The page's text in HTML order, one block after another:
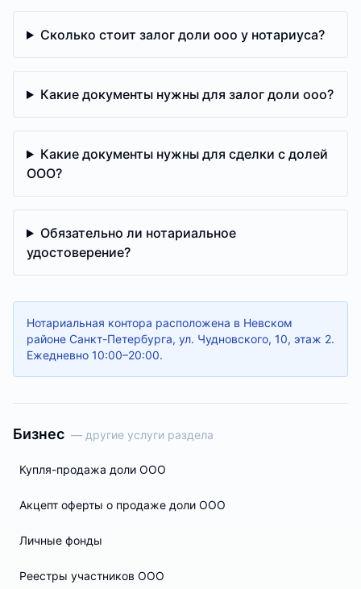
Сколько стоит залог доли ооо у нотариуса?
Какие документы нужны для залог доли ооо?
Какие документы нужны для сделки с долей
ООО?
Обязательно ли нотариальное
удостоверение?
Нотариальная контора расположена в Невском
районе Санкт-Петербурга, ул. Чудновского, 10, этаж 2.
Ежедневно 10:00–20:00.
Бизнес — другие услуги раздела
Купля-продажа доли ООО
Акцепт оферты о продаже доли ООО
Личные фонды
Реестры участников ООО